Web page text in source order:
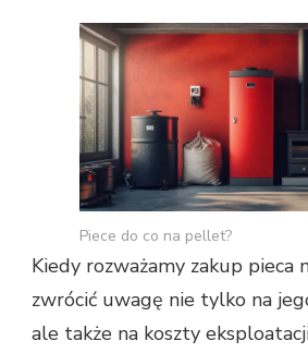
Piece do co na pellet?
Kiedy rozważamy zakup
zwrócić uwagę nie tylko na
ale także na koszty